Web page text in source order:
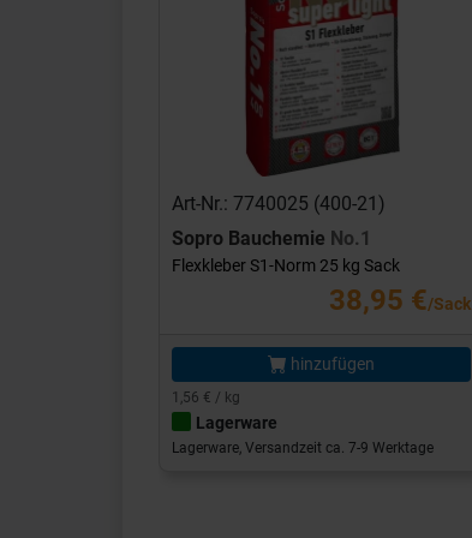
Art-Nr.: 7740025 (400-21)
Sopro Bauchemie No.1
Flexkleber S1-Norm 25 kg Sack
38,95 €/Sack
hinzufügen
1,56 € / kg
Lagerware
Lagerware, Versandzeit ca. 7-9 Werktage